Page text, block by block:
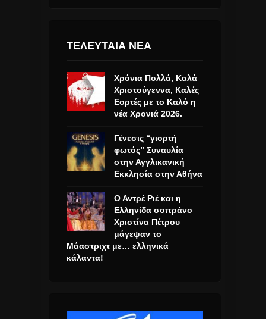
ΤΕΛΕΥΤΑΙΑ ΝΕΑ
Χρόνια Πολλά, Καλά
Χριστούγεννα, Καλές
Εορτές με το Καλό η
νέα Χρονιά 2026.
Γένεσις “γιορτή
φωτός” Συναυλία
στην Αγγλικανική
Εκκλησία στην Αθήνα
Ο Αντρέ Ριέ και η
Ελληνίδα σοπράνο
Χριστίνα Πέτρου
μάγεψαν το
Μάαστριχτ με… ελληνικά
κάλαντα!